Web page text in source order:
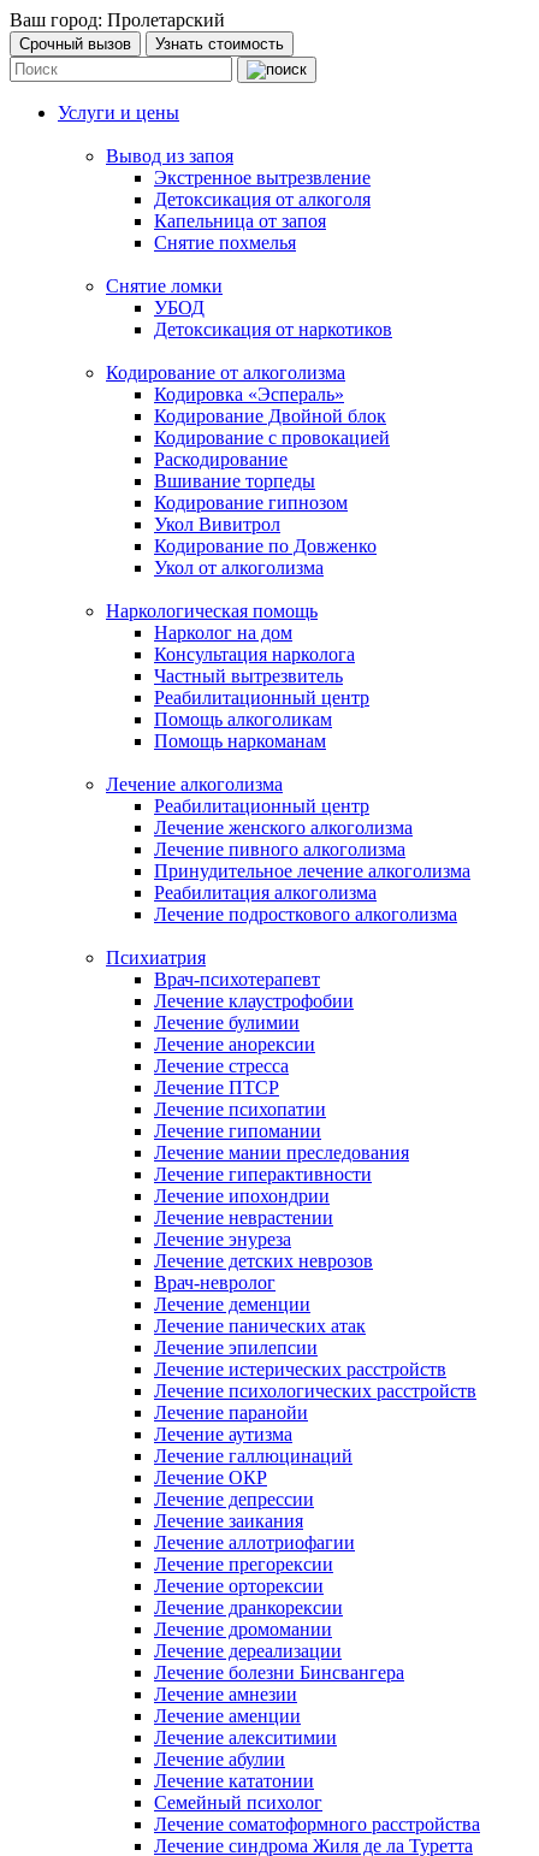
Ваш город: Пролетарский
Срочный вызов Узнать стоимость
Услуги и цены
Вывод из запоя
Экстренное вытрезвление
Детоксикация от алкоголя
Капельница от запоя
Снятие похмелья
Снятие ломки
УБОД
Детоксикация от наркотиков
Кодирование от алкоголизма
Кодировка «Эспераль»
Кодирование Двойной блок
Кодирование с провокацией
Раскодирование
Вшивание торпеды
Кодирование гипнозом
Укол Вивитрол
Кодирование по Довженко
Укол от алкоголизма
Наркологическая помощь
Нарколог на дом
Консультация нарколога
Частный вытрезвитель
Реабилитационный центр
Помощь алкоголикам
Помощь наркоманам
Лечение алкоголизма
Реабилитационный центр
Лечение женского алкоголизма
Лечение пивного алкоголизма
Принудительное лечение алкоголизма
Реабилитация алкоголизма
Лечение подросткового алкоголизма
Психиатрия
Врач-психотерапевт
Лечение клаустрофобии
Лечение булимии
Лечение анорексии
Лечение стресса
Лечение ПТСР
Лечение психопатии
Лечение гипомании
Лечение мании преследования
Лечение гиперактивности
Лечение ипохондрии
Лечение неврастении
Лечение энуреза
Лечение детских неврозов
Врач-невролог
Лечение деменции
Лечение панических атак
Лечение эпилепсии
Лечение истерических расстройств
Лечение психологических расстройств
Лечение паранойи
Лечение аутизма
Лечение галлюцинаций
Лечение ОКР
Лечение депрессии
Лечение заикания
Лечение аллотриофагии
Лечение прегорексии
Лечение орторексии
Лечение дранкорексии
Лечение дромомании
Лечение дереализации
Лечение болезни Бинсвангера
Лечение амнезии
Лечение аменции
Лечение алекситимии
Лечение абулии
Лечение кататонии
Семейный психолог
Лечение соматоформного расстройства
Лечение синдрома Жиля де ла Туретта